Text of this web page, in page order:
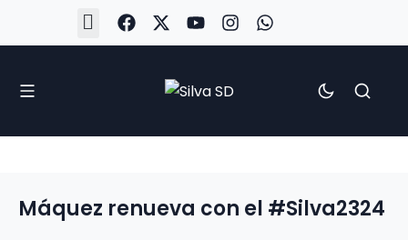
Máquez renueva con el #Silva2324